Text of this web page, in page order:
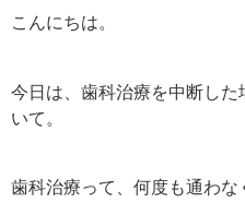
こんにちは。
今日は、歯科治療を中断し
いて。
歯科治療って、何度も通わ